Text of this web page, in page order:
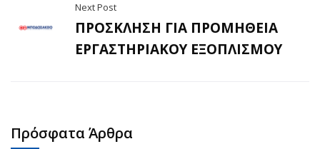
Next Post
ΠΡΟΣΚΛΗΣΗ ΓΙΑ ΠΡΟΜΗΘΕΙΑ
ΕΡΓΑΣΤΗΡΙΑΚΟΥ ΕΞΟΠΛΙΣΜΟΥ
Πρόσφατα Άρθρα